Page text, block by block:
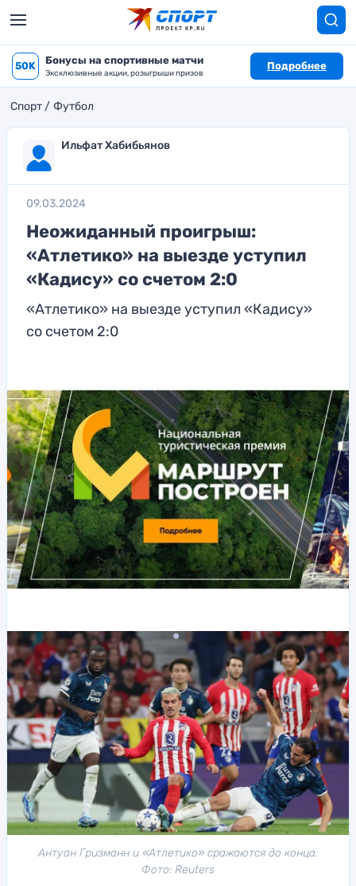
50K Бонусы на спортивные матчи
Эксклюзивные акции, розыгрыши призов
Подробнее
Спорт Футбол
Ильфат Хабибьянов
09.03.2024
Неожиданный проигрыш:
«Атлетико» на выезде уступил
«Кадису» со счетом 2:0
«Атлетико» на выезде уступил «Кадису»
со счетом 2:0
Антуан Гризманн и «Атлетико» сражаются до конца.
Фото: Reuters